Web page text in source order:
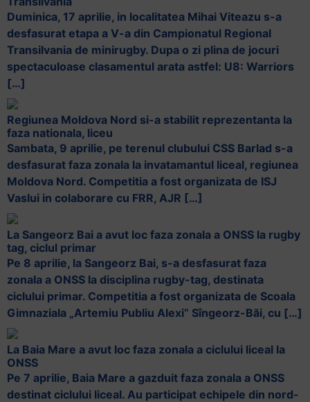
Duminica, 17 aprilie, in localitatea Mihai Viteazu s-a
desfasurat etapa a V-a din Campionatul Regional
Transilvania de minirugby. Dupa o zi plina de jocuri
spectaculoase clasamentul arata astfel: U8: Warriors
[…]
Regiunea Moldova Nord si-a stabilit reprezentanta la
faza nationala, liceu
Sambata, 9 aprilie, pe terenul clubului CSS Barlad s-a
desfasurat faza zonala la invatamantul liceal, regiunea
Moldova Nord. Competitia a fost organizata de ISJ
Vaslui in colaborare cu FRR, AJR […]
La Sangeorz Bai a avut loc faza zonala a ONSS la rugby
tag, ciclul primar
Pe 8 aprilie, la Sangeorz Bai, s-a desfasurat faza
zonala a ONSS la disciplina rugby-tag, destinata
ciclului primar. Competitia a fost organizata de Scoala
Gimnaziala „Artemiu Publiu Alexi” Sîngeorz-Băi, cu […]
La Baia Mare a avut loc faza zonala a ciclului liceal la
ONSS
Pe 7 aprilie, Baia Mare a gazduit faza zonala a ONSS
destinat ciclului liceal. Au participat echipele din nord-